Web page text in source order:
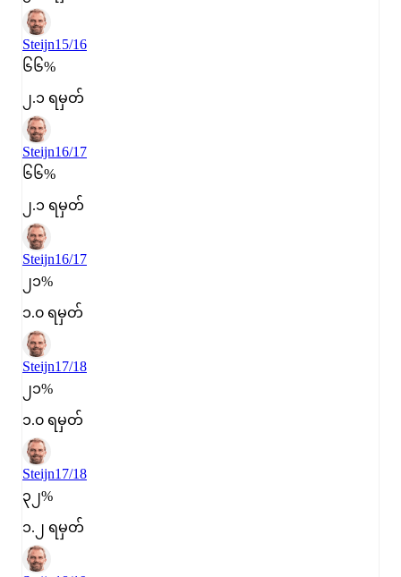
Steijn15/16
၆၆%
၂.၁ ရမှတ်
Steijn16/17
၆၆%
၂.၁ ရမှတ်
Steijn16/17
၂၁%
၁.၀ ရမှတ်
Steijn17/18
၂၁%
၁.၀ ရမှတ်
Steijn17/18
၃၂%
၁.၂ ရမှတ်